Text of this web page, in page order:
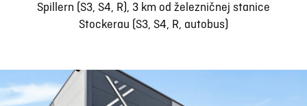
Spillern (S3, S4, R), 3 km od železničnej stanice
Stockerau (S3, S4, R, autobus)